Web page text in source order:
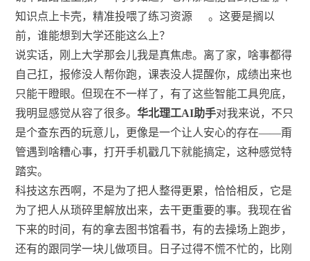
知识点上卡壳，精准投喂了练习资源
。这要是搁以
前，谁能想到大学还能这么上？
说实话，刚上大学那会儿我是真焦虑。离了家，啥事都得
自己扛，报修没人帮你跑，课表没人提醒你，成绩出来也
只能干瞪眼。但现在不一样了，有了这些智能工具兜底，
我明显感觉从容了很多。华北理工AI助手对我来说，不只
是个查东西的玩意儿，更像是一个让人安心的存在——甭
管遇到啥糟心事，打开手机戳几下就能搞定，这种感觉特
踏实。
科技这东西啊，不是为了把人整得更累，恰恰相反，它是
为了把人从琐碎里解放出来，去干更重要的事。我现在省
下来的时间，有的拿去图书馆看书，有的去操场上跑步，
还有的跟同学一块儿做项目。日子过得不慌不忙的，比刚